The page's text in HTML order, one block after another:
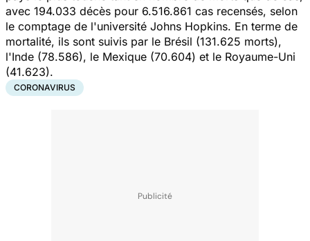
avec 194.033 décès pour 6.516.861 cas recensés, selon
le comptage de l'université Johns Hopkins. En terme de
mortalité, ils sont suivis par le Brésil (131.625 morts),
l'Inde (78.586), le Mexique (70.604) et le Royaume-Uni
(41.623).
CORONAVIRUS